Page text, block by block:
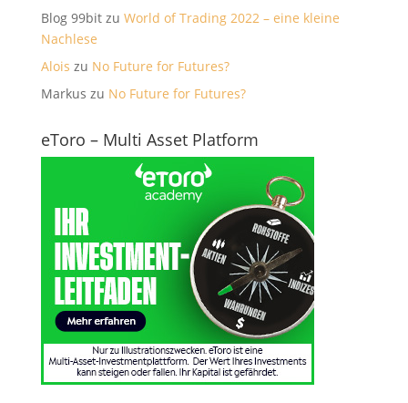
Blog 99bitzu World of Trading 2022 – eine kleine
Nachlese
Alois zu No Future for Futures?
Markus zu No Future for Futures?
eToro – Multi Asset Platform